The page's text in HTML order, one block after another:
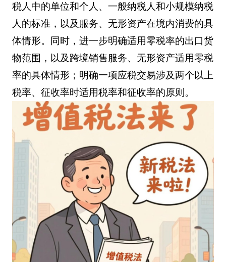
税人中的单位和个人、一般纳税人和小规模纳税
人的标准，以及服务、无形资产在境内消费的具
体情形。同时，进一步明确适用零税率的出口货
物范围，以及跨境销售服务、无形资产适用零税
率的具体情形；明确一项应税交易涉及两个以上
税率、征收率时适用税率和征收率的原则。